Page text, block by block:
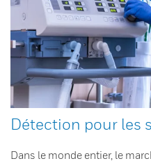
Détection pour les
Dans le monde entier, le